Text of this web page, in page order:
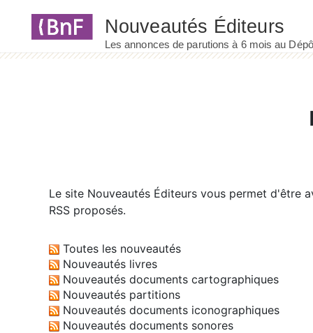
Le site Nouveautés Éditeurs vous permet d'être
RSS proposés.
Toutes les nouveautés
Nouveautés livres
Nouveautés documents cartographiques
Nouveautés partitions
Nouveautés documents iconographiques
Nouveautés documents sonores